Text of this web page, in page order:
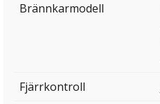
Brännkarmodell
Fjärrkontroll